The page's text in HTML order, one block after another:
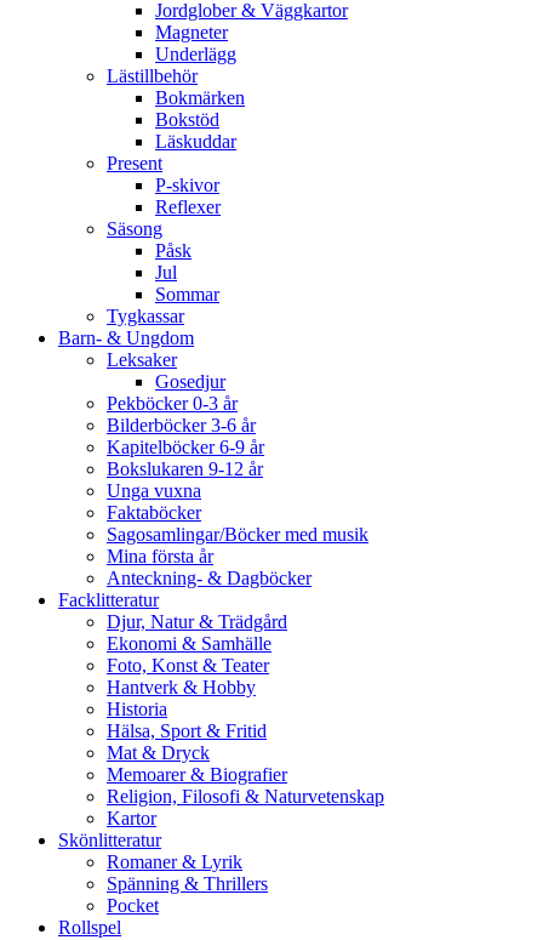
Jordglober & Väggkartor
Magneter
Underlägg
Lästillbehör
Bokmärken
Bokstöd
Läskuddar
Present
P-skivor
Reflexer
Säsong
Påsk
Jul
Sommar
Tygkassar
Barn- & Ungdom
Leksaker
Gosedjur
Pekböcker 0-3 år
Bilderböcker 3-6 år
Kapitelböcker 6-9 år
Bokslukaren 9-12 år
Unga vuxna
Faktaböcker
Sagosamlingar/Böcker med musik
Mina första år
Anteckning- & Dagböcker
Facklitteratur
Djur, Natur & Trädgård
Ekonomi & Samhälle
Foto, Konst & Teater
Hantverk & Hobby
Historia
Hälsa, Sport & Fritid
Mat & Dryck
Memoarer & Biografier
Religion, Filosofi & Naturvetenskap
Kartor
Skönlitteratur
Romaner & Lyrik
Spänning & Thrillers
Pocket
Rollspel